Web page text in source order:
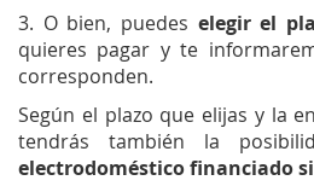
3. O bien, puedes elegir el
quieres pagar y te
corresponden.
Según el plazo que elijas y la
tendrás también la
electrodoméstico financiado